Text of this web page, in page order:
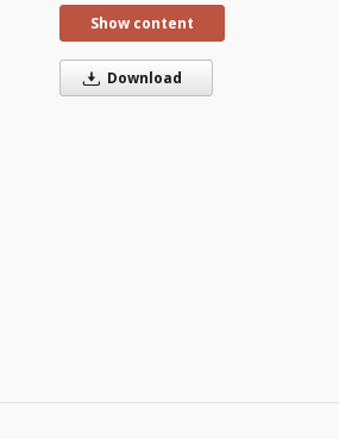
Show content
Download